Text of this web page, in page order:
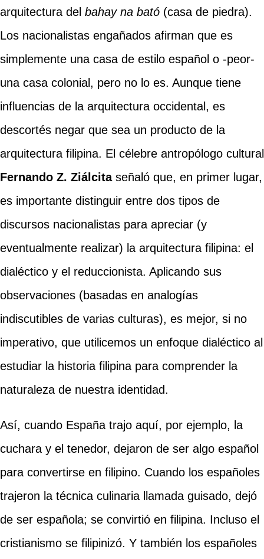
arquitectura del bahay na bató(casa de piedra).
Los nacionalistas engañados afirman que es
simplemente una casa de estilo español o -peor-
una casa colonial, pero no lo es. Aunque tiene
influencias de la arquitectura occidental, es
descortés negar que sea un producto de la
arquitectura filipina. El célebre antropólogo cultural
Fernando Z. Ziálcitaseñaló que, en primer lugar,
es importante distinguir entre dos tipos de
discursos nacionalistas para apreciar (y
eventualmente realizar) la arquitectura filipina: el
dialéctico y el reduccionista. Aplicando sus
observaciones (basadas en analogías
indiscutibles de varias culturas), es mejor, si no
imperativo, que utilicemos un enfoque dialéctico al
estudiar la historia filipina para comprender la
naturaleza de nuestra identidad.
Así, cuando España trajo aquí, por ejemplo, la
cuchara y el tenedor, dejaron de ser algo español
para convertirse en filipino. Cuando los españoles
trajeron la técnica culinaria llamada guisado, dejó
de ser española; se convirtió en filipina. Incluso el
cristianismo se filipinizó. Y también los españoles